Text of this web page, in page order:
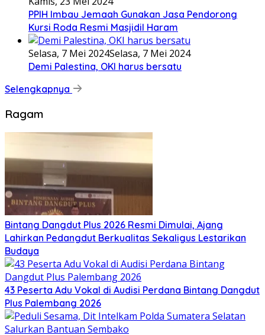
PPIH Imbau Jemaah Gunakan Jasa Pendorong
Kursi Roda Resmi Masjidil Haram
Selasa, 7 Mei 2024Selasa, 7 Mei 2024
Demi Palestina, OKI harus bersatu
Selengkapnya
Ragam
Bintang Dangdut Plus 2026 Resmi Dimulai, Ajang
Lahirkan Pedangdut Berkualitas Sekaligus Lestarikan
Budaya
43 Peserta Adu Vokal di Audisi Perdana Bintang Dangdut
Plus Palembang 2026